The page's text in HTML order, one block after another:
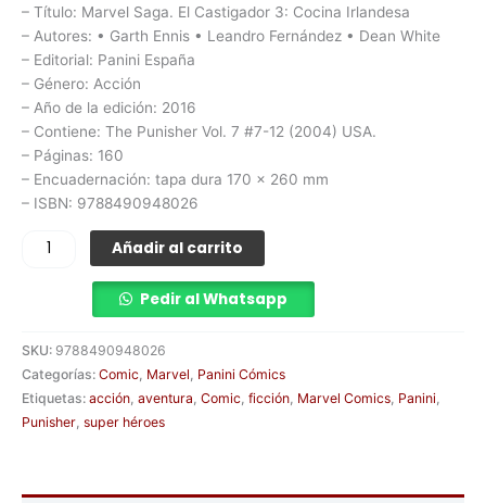
– Título: Marvel Saga. El Castigador 3: Cocina Irlandesa
– Autores: • Garth Ennis • Leandro Fernández • Dean White
– Editorial: Panini España
– Género: Acción
– Año de la edición: 2016
– Contiene: The Punisher Vol. 7 #7-12 (2004) USA.
– Páginas: 160
– Encuadernación: tapa dura 170 x 260 mm
– ISBN: 9788490948026
Añadir al carrito
Pedir al Whatsapp
SKU: 9788490948026
Categorías: Comic, Marvel, Panini Cómics
Etiquetas: acción, aventura, Comic, ficción, Marvel Comics, Panini,
Punisher, super héroes